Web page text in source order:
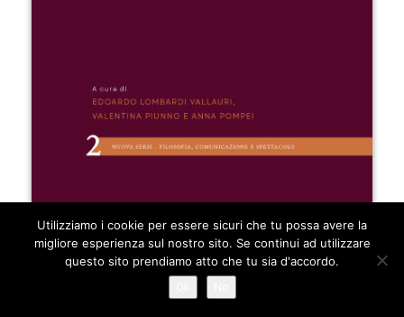
Utilizziamo i cookie per essere sicuri che tu possa avere la
migliore esperienza sul nostro sito. Se continui ad utilizzare
questo sito prendiamo atto che tu sia d'accordo.